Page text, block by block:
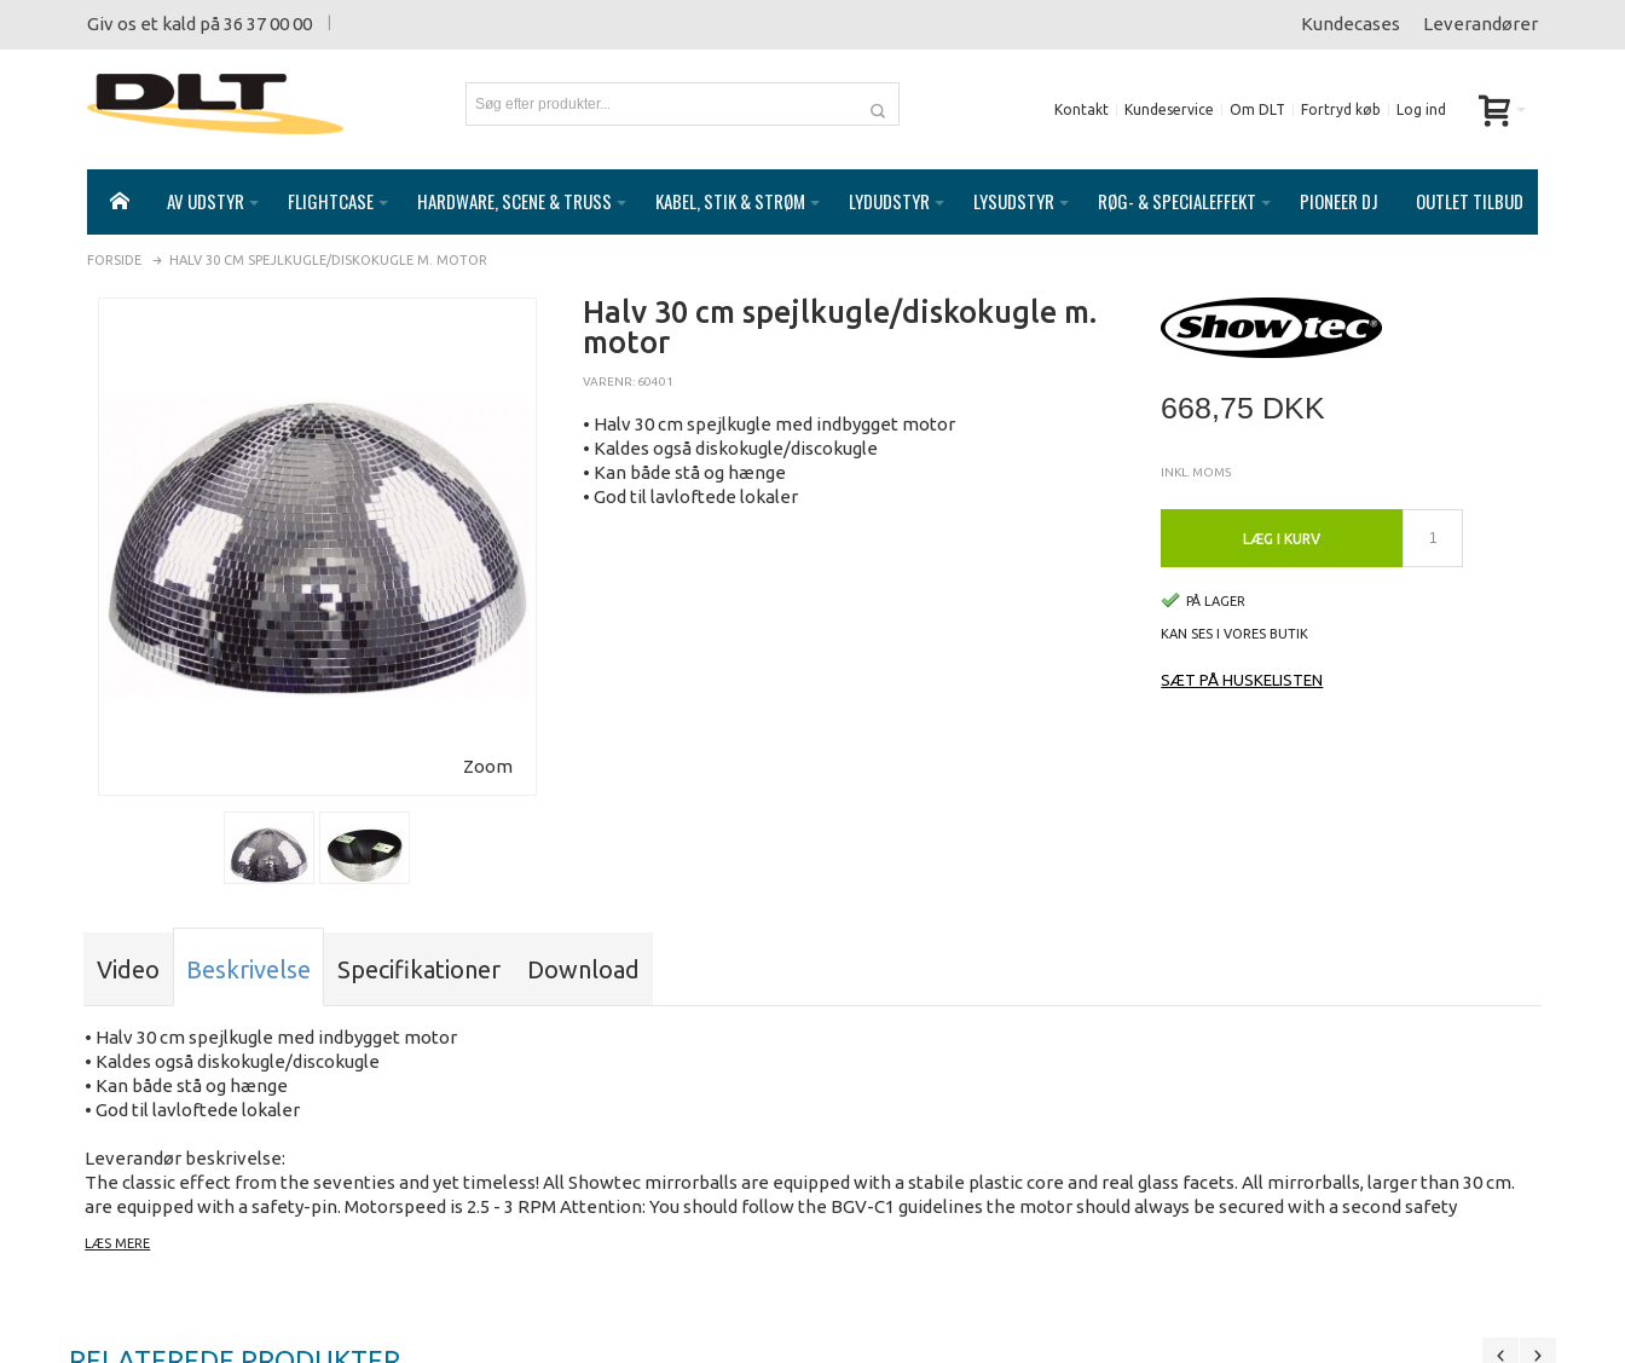
Giv os et kald på 36 37 00 00 Kundecases Leverandører
Kontakt Kundeservice Om DLT Fortryd køb Log ind
AV UDSTYR FLIGHTCASE HARDWARE, SCENE & TRUSS KABEL, STIK & STRØM LYDUDSTYR LYSUDSTYR RØG- & SPECIALEFFEKT PIONEER DJ OUTLET TILBUD
FORSIDE HALV 30 CM SPEJLKUGLE/DISKOKUGLE M. MOTOR
Zoom
Halv 30 cm spejlkugle/diskokugle m.
motor
VARENR: 60401
• Halv 30 cm spejlkugle med indbygget motor
• Kaldes også diskokugle/discokugle
• Kan både stå og hænge
• God til lavloftede lokaler
668,75 DKK
INKL. MOMS
LÆG I KURV
PÅ LAGER
KAN SES I VORES BUTIK
SÆT PÅ HUSKELISTEN
Video Beskrivelse Specifikationer Download
• Halv 30 cm spejlkugle med indbygget motor
• Kaldes også diskokugle/discokugle
• Kan både stå og hænge
• God til lavloftede lokaler
Leverandør beskrivelse:
The classic effect from the seventies and yet timeless! All Showtec mirrorballs are equipped with a stabile plastic core and real glass facets. All mirrorballs, larger than 30 cm.
are equipped with a safety-pin. Motorspeed is 2.5 - 3 RPM Attention: You should follow the BGV-C1 guidelines the motor should always be secured with a second safety
LÆS MERE